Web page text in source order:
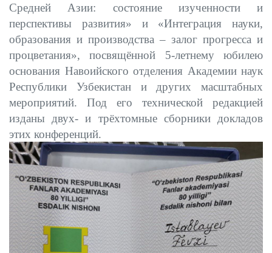
Средней Азии: состояние изученности и
перспективы развития» и «Интеграция науки,
образования и производства – залог прогресса и
процветания», посвящённой 5-летнему юбилею
основания Навоийского отделения Академии наук
Республики Узбекистан и других масштабных
мероприятий. Под его технической редакцией
изданы двух- и трёхтомные сборники докладов
этих конференций.